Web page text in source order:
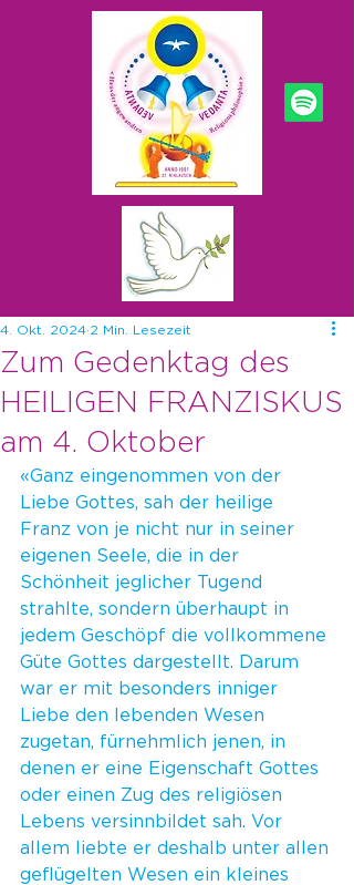
Zum Gedenktag des
HEILIGEN FRANZISKUS
am 4. Oktober
4. Okt. 2024 2 Min. Lesezeit
«Ganz eingenommen von der
Liebe Gottes, sah der heilige
Franz von je nicht nur in seiner
eigenen Seele, die in der
Schönheit jeglicher Tugend
strahlte, sondern überhaupt in
jedem Geschöpf die vollkommene
Güte Gottes dargestellt. Darum
war er mit besonders inniger
Liebe den lebenden Wesen
zugetan, fürnehmlich jenen, in
denen er eine Eigenschaft Gottes
oder einen Zug des religiösen
Lebens versinnbildet sah. Vor
allem liebte er deshalb unter allen
geflügelten Wesen ein kleines